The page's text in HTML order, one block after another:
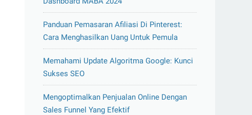
Panduan Pemasaran Afiliasi Di Pinterest:
Cara Menghasilkan Uang Untuk Pemula
Memahami Update Algoritma Google: Kunci
Sukses SEO
Mengoptimalkan Penjualan Online Dengan
Sales Funnel Yang Efektif